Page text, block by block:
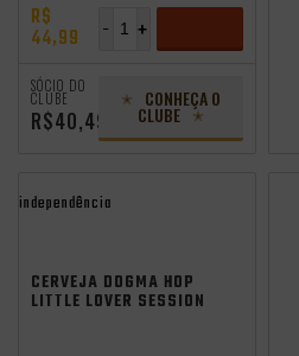
R$
44,99 +
-
SÓCIO DO
CLUBE
R$40,49
CONHEÇA O
CLUBE
independência
CERVEJA DOGMA HOP
LITTLE LOVER SESSION